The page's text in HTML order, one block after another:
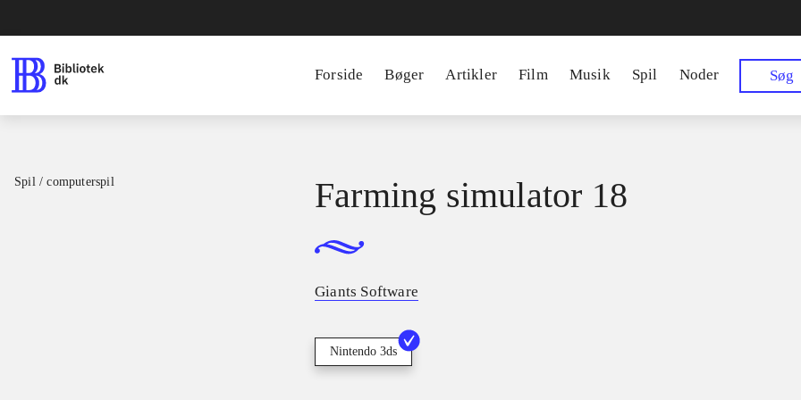
Forside Bøger Artikler Film Musik Spil Noder Søg
Spil / computerspil Farming simulator 18
Giants Software
Nintendo 3ds